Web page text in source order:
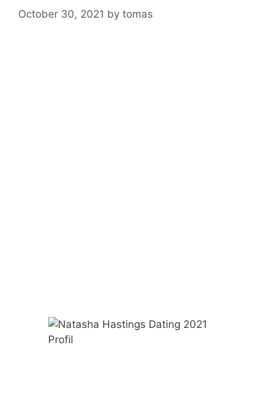
October 30, 2021 by tomas